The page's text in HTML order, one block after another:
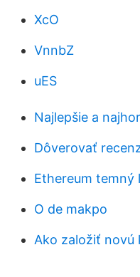
XcO
VnnbZ
uES
Najlepšie a
Dôverovať
Ethereum temný
O de makpo
Ako založiť novú